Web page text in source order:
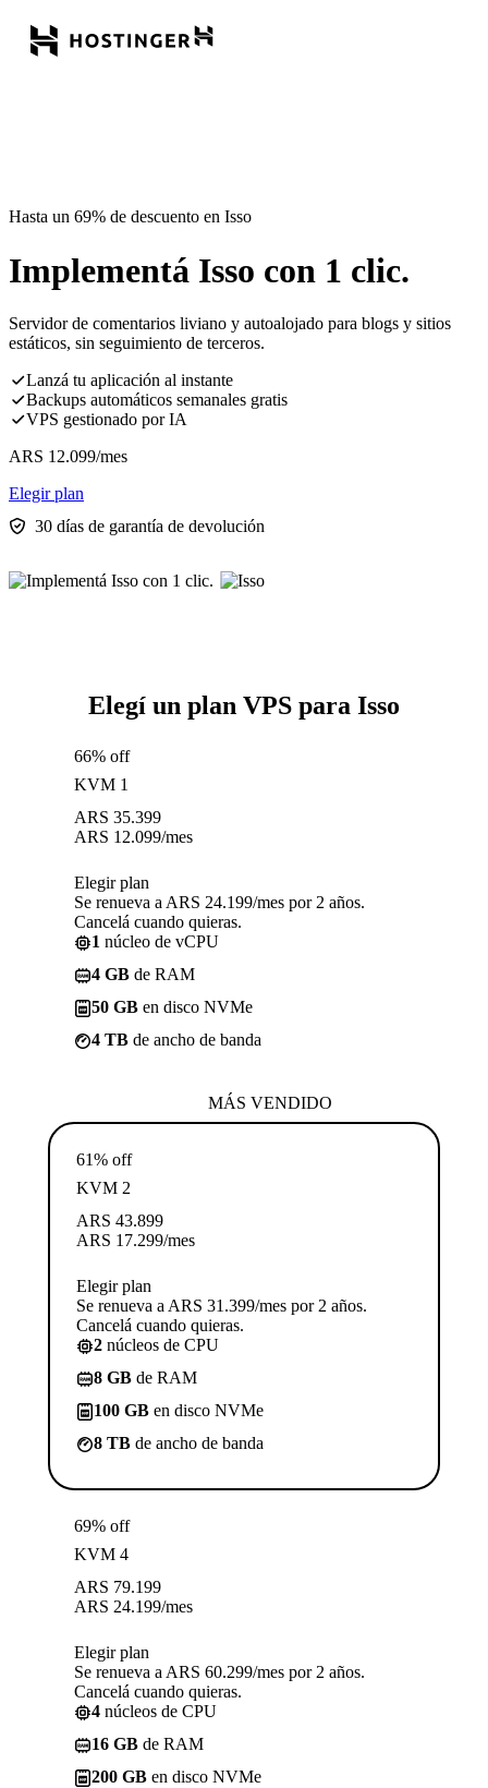
Hasta un 69% de descuento en Isso
Implementá Isso con 1 clic.
Servidor de comentarios liviano y autoalojado para blogs y sitios
estáticos, sin seguimiento de terceros.
Lanzá tu aplicación al instante
Backups automáticos semanales gratis
VPS gestionado por IA
ARS 12.099/mes
Elegir plan
30 días de garantía de devolución
Elegí un plan VPS para Isso
66% off
KVM 1
ARS 35.399
ARS 12.099/mes
Elegir plan
Se renueva a ARS 24.199/mes por 2 años.
Cancelá cuando quieras.
1 núcleo de vCPU
4 GB de RAM
50 GB en disco NVMe
4 TB de ancho de banda
MÁS VENDIDO
61% off
KVM 2
ARS 43.899
ARS 17.299/mes
Elegir plan
Se renueva a ARS 31.399/mes por 2 años.
Cancelá cuando quieras.
2 núcleos de CPU
8 GB de RAM
100 GB en disco NVMe
8 TB de ancho de banda
69% off
KVM 4
ARS 79.199
ARS 24.199/mes
Elegir plan
Se renueva a ARS 60.299/mes por 2 años.
Cancelá cuando quieras.
4 núcleos de CPU
16 GB de RAM
200 GB en disco NVMe